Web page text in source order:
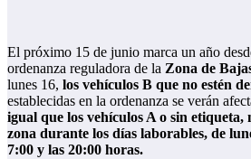
El próximo 15 de junio marca un año
ordenanza reguladora de la Zona de
lunes 16, los vehículos B que no estén
establecidas en la ordenanza se verán
igual que los vehículos A o sin etiqueta,
zona durante los días laborables, de
7:00 y las 20:00 horas.